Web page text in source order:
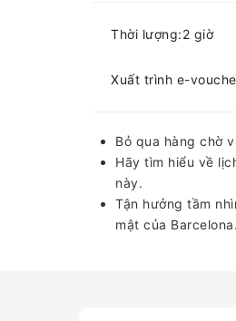
Thời lượng:2 giờ
Xuất trình e-
Bỏ qua hàng chờ
Hãy tìm hiểu về
này.
Tận hưởng tầm
mật của Barcelona.